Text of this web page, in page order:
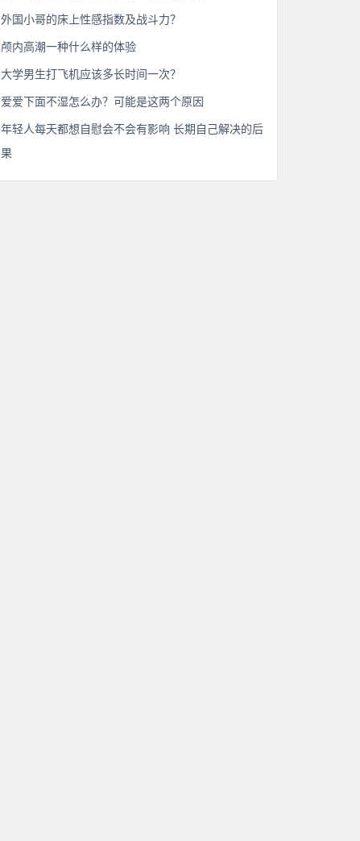
外国小哥的床上性感指数及战斗力？
颅内高潮一种什么样的体验
大学男生打飞机应该多长时间一次？
爱爱下面不湿怎么办？可能是这两个原因
年轻人每天都想自慰会不会有影响 长期自己解决的后
果